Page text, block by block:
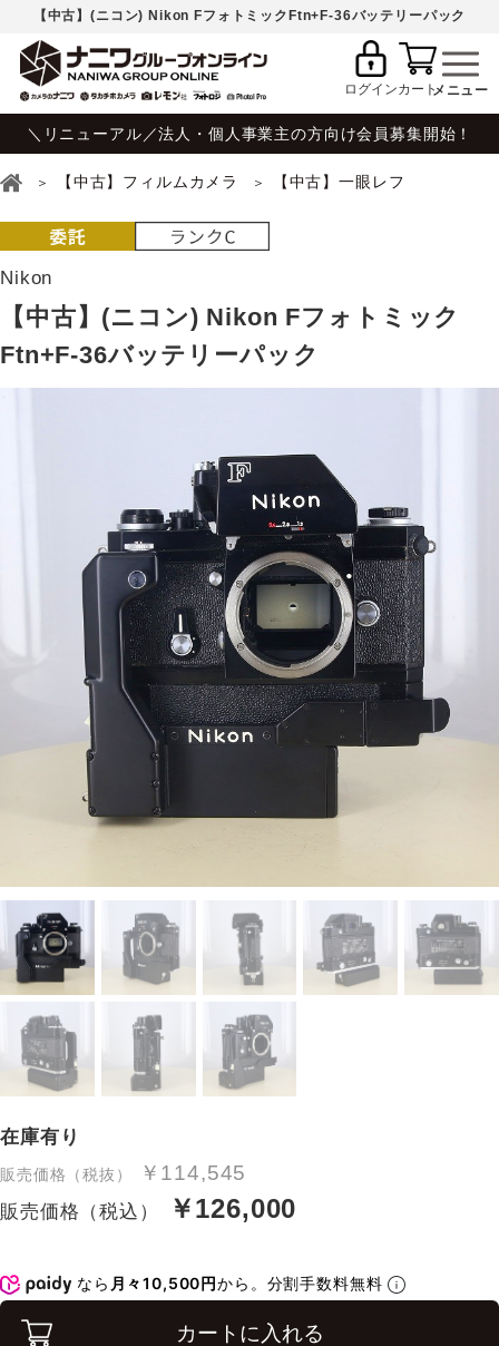
【中古】(ニコン) Nikon FフォトミックFtn+F-36バッテリーパック
ログインカート
＼リニューアル／法人・個人事業主の方向け会員募集開始！
【中古】フィルムカメラ 【中古】一眼レフ
Nikon
【中古】(ニコン) Nikon Fフォトミック
Ftn+F-36バッテリーパック
在庫有り
販売価格（税抜） ￥114,545
販売価格（税込） ￥126,000
なら 月々10,500円から。分割手数料無料
カートに入れる